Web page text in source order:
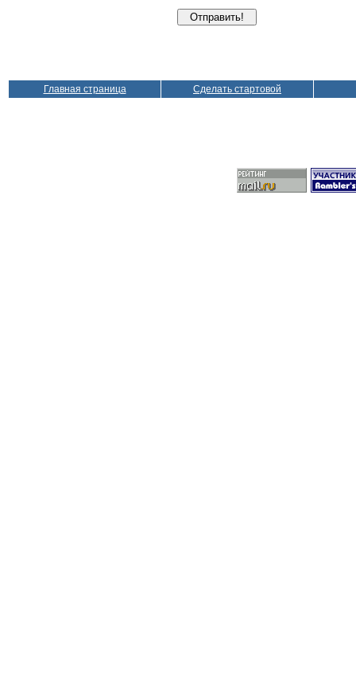
Главная страница Сделать стартовой